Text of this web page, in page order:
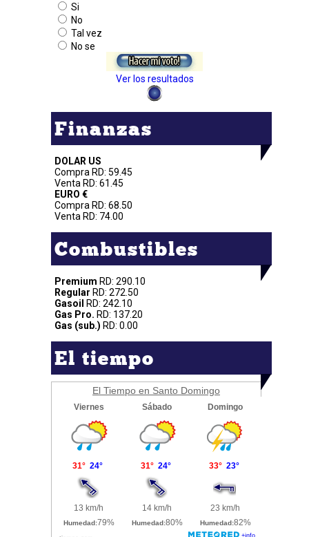
Si
No
Tal vez
No se
Ver los resultados
Finanzas
DOLAR US
Compra RD: 59.45
Venta RD: 61.45
EURO €
Compra RD: 68.50
Venta RD: 74.00
Combustibles
Premium RD: 290.10
Regular RD: 272.50
Gasoil
RD: 242.10
Gas Pro. RD: 137.20
Gas (sub.) RD: 0.00
El tiempo
El Tiempo en Santo Domingo